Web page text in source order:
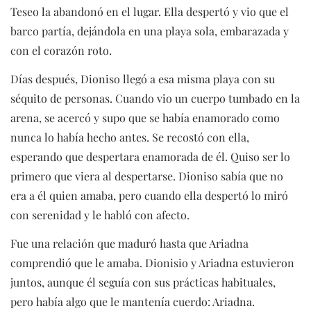
Teseo la abandonó en el lugar. Ella despertó y vio que el
barco partía, dejándola en una playa sola, embarazada y
con el corazón roto.
Días después, Dioniso llegó a esa misma playa con su
séquito de personas. Cuando vio un cuerpo tumbado en la
arena, se acercó y supo que se había enamorado como
nunca lo había hecho antes. Se recostó con ella,
esperando que despertara enamorada de él. Quiso ser lo
primero que viera al despertarse. Dioniso sabía que no
era a él quien amaba, pero cuando ella despertó lo miró
con serenidad y le habló con afecto.
Fue una relación que maduró hasta que Ariadna
comprendió que le amaba. Dionisio y Ariadna estuvieron
juntos, aunque él seguía con sus prácticas habituales,
pero había algo que le mantenía cuerdo: Ariadna.